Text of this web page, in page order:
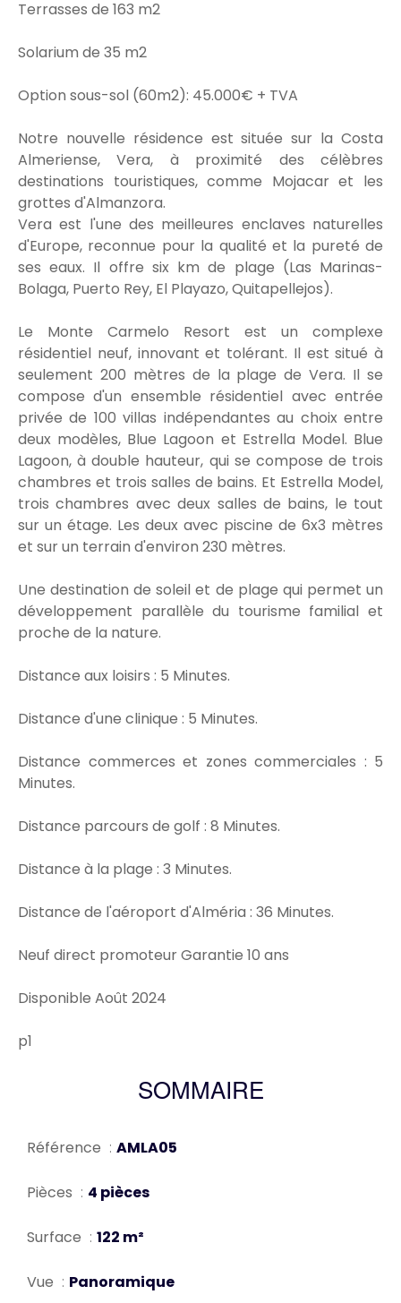
Terrasses de 163 m2
Solarium de 35 m2
Option sous-sol (60m2): 45.000€ + TVA
Notre nouvelle résidence est située sur la Costa
Almeriense, Vera, à proximité des célèbres
destinations touristiques, comme Mojacar et les
grottes d'Almanzora.
Vera est l'une des meilleures enclaves naturelles
d'Europe, reconnue pour la qualité et la pureté de
ses eaux. Il offre six km de plage (Las Marinas-
Bolaga, Puerto Rey, El Playazo, Quitapellejos).
Le Monte Carmelo Resort est un complexe
résidentiel neuf, innovant et tolérant. Il est situé à
seulement 200 mètres de la plage de Vera. Il se
compose d'un ensemble résidentiel avec entrée
privée de 100 villas indépendantes au choix entre
deux modèles, Blue Lagoon et Estrella Model. Blue
Lagoon, à double hauteur, qui se compose de trois
chambres et trois salles de bains. Et Estrella Model,
trois chambres avec deux salles de bains, le tout
sur un étage. Les deux avec piscine de 6x3 mètres
et sur un terrain d'environ 230 mètres.
Une destination de soleil et de plage qui permet un
développement parallèle du tourisme familial et
proche de la nature.
Distance aux loisirs : 5 Minutes.
Distance d'une clinique : 5 Minutes.
Distance commerces et zones commerciales : 5
Minutes.
Distance parcours de golf : 8 Minutes.
Distance à la plage : 3 Minutes.
Distance de l'aéroport d'Alméria : 36 Minutes.
Neuf direct promoteur Garantie 10 ans
Disponible Août 2024
p1
SOMMAIRE
Référence AMLA05
Pièces 4 pièces
Surface 122 m²
Vue Panoramique